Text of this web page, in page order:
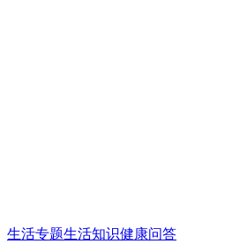
生活专题生活知识健康问答